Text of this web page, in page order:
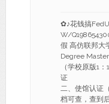
✿♪花钱搞
W/
假 高仿联邦大
Degree
（学校原版1
证
二、使馆认证
档可查，查到